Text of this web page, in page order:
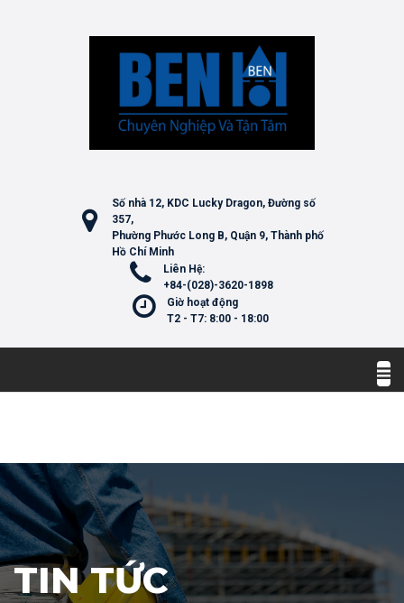
Số nhà 12, KDC Lucky Dragon, Đường số
357,
Phường Phước Long B, Quận 9, Thành phố
Hồ Chí Minh
Liên Hệ:
+84-(028)-3620-1898
Giờ hoạt động
T2 - T7: 8:00 - 18:00
TIN TỨC